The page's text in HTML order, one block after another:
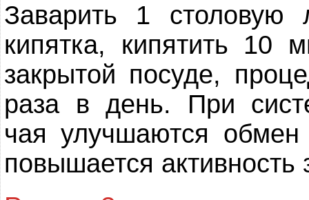
Заварить 1 столовую
кипятка, кипятить 10
закрытой посуде,
раза в день. При
чая улучшаются обмен
повышается